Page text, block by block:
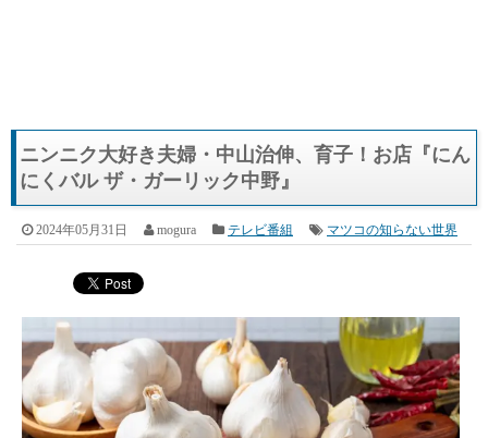
ニンニク大好き夫婦・中山治伸、育子！お店『にん
にくバル ザ・ガーリック中野』
2024年05月31日 mogura テレビ番組 マツコの知らない世界